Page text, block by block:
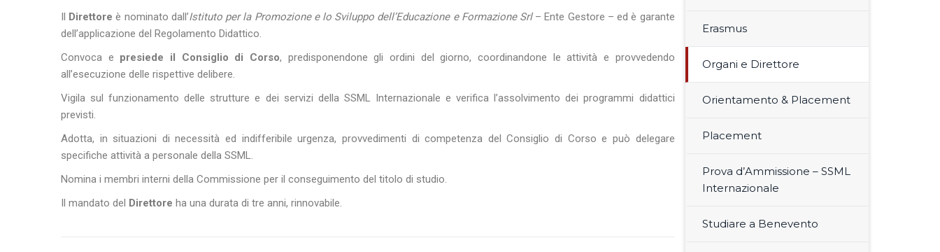
Il Direttore è nominato dall’Istituto per la Promozione e lo Sviluppo dell’Educazione e Formazione Srl– Ente Gestore – ed è garante
dell’applicazione del Regolamento Didattico.
Convoca e presiede il Consiglio di Corso, predisponendone gli ordini del giorno, coordinandone le attività e provvedendo
all’esecuzione delle rispettive delibere.
Vigila sul funzionamento delle strutture e dei servizi della SSML Internazionale e verifica l’assolvimento dei programmi didattici
previsti.
Adotta, in situazioni di necessità ed indifferibile urgenza, provvedimenti di competenza del Consiglio di Corso e può delegare
specifiche attività a personale della SSML.
Nomina i membri interni della Commissione per il conseguimento del titolo di studio.
Il mandato del Direttore ha una durata di tre anni, rinnovabile.
Erasmus
Organi e Direttore
Orientamento & Placement
Placement
Prova d’Ammissione – SSML
Internazionale
Studiare a Benevento